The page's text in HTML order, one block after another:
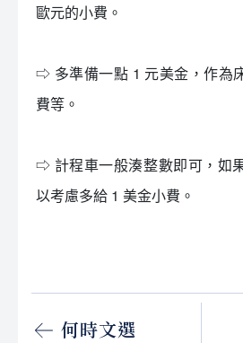
歐元的小費。
⇨ 多準備一點 1 元美金，作為
費等。
⇨ 計程車一般湊整數即可，如
以考慮多給 1 美金小費。
何時文選